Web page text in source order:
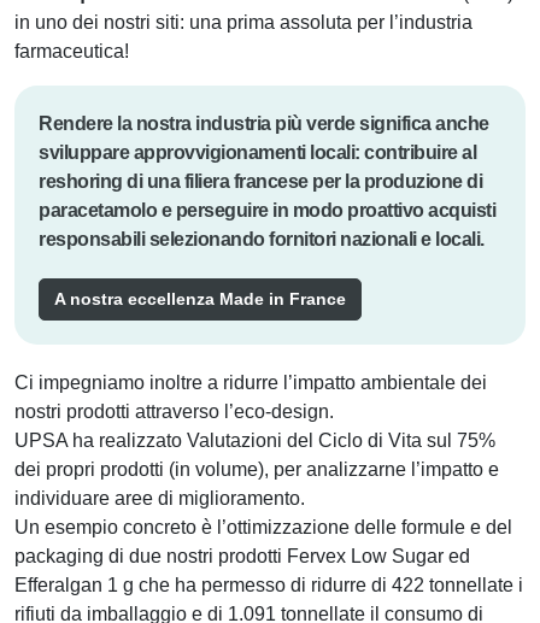
in uno dei nostri siti: una prima assoluta per l’industria
farmaceutica!
Rendere la nostra industria più verde significa anche
sviluppare approvvigionamenti locali: contribuire al
reshoring di una filiera francese per la produzione di
paracetamolo e perseguire in modo proattivo acquisti
responsabili selezionando fornitori nazionali e locali.
A nostra eccellenza Made in France
Ci impegniamo inoltre a ridurre l’impatto ambientale dei
nostri prodotti attraverso l’eco-design.
UPSA ha realizzato Valutazioni del Ciclo di Vita sul 75%
dei propri prodotti (in volume), per analizzarne l’impatto e
individuare aree di miglioramento.
Un esempio concreto è l’ottimizzazione delle formule e del
packaging di due nostri prodotti Fervex Low Sugar ed
Efferalgan 1 g che ha permesso di ridurre di 422 tonnellate i
rifiuti da imballaggio e di 1.091 tonnellate il consumo di